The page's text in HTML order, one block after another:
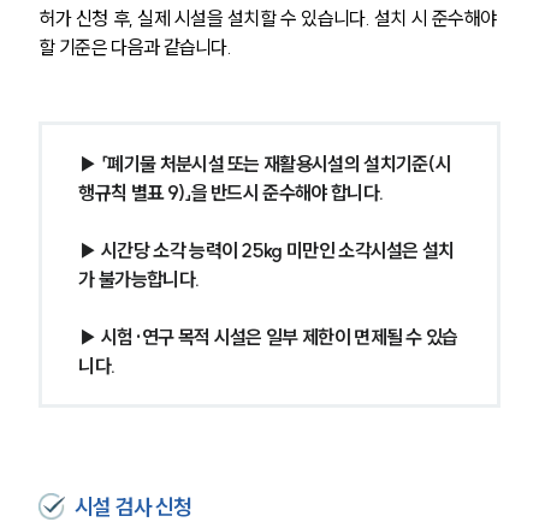
그룹소개
오시는 길
허가 신청 후, 실제 시설을 설치할 수 있습니다. 설치 시 준수해야
할 기준은 다음과 같습니다.
▶ 「폐기물 처분시설 또는 재활용시설의 설치기준(시
행규칙 별표 9)」을 반드시 준수해야 합니다.
▶ 시간당 소각 능력이 25kg 미만인 소각시설은 설치
가 불가능합니다.
▶ 시험·연구 목적 시설은 일부 제한이 면제될 수 있습
니다.
시설 검사 신청